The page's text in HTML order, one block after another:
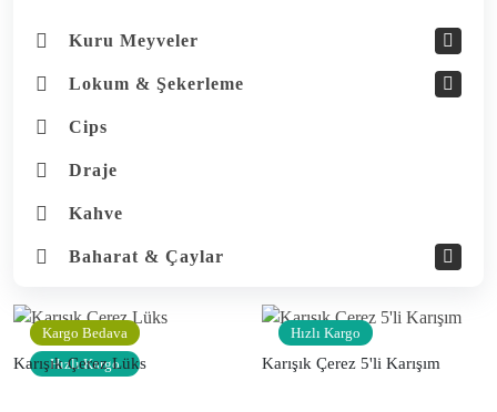
Kuru Meyveler
Lokum & Şekerleme
Cips
Draje
Kahve
Baharat & Çaylar
Kargo Bedava
Hızlı Kargo
Karışık Çerez Lüks
Hızlı Kargo
Karışık Çerez 5'li Karışım